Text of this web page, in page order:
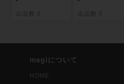
出品数 0 出品数 0
magiについて
HOME